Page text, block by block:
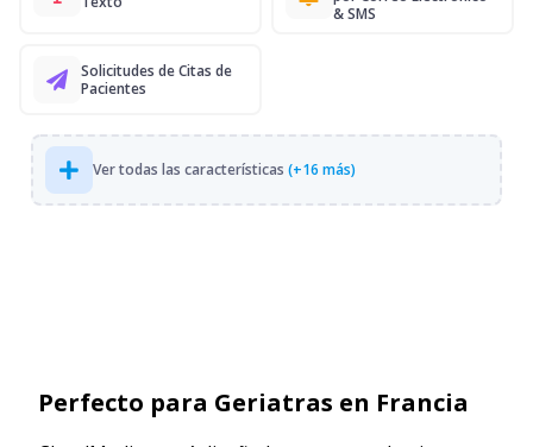
& SMS
Solicitudes de Citas de
Pacientes
Ver todas las características (+16 más)
Perfecto para Geriatras en Francia